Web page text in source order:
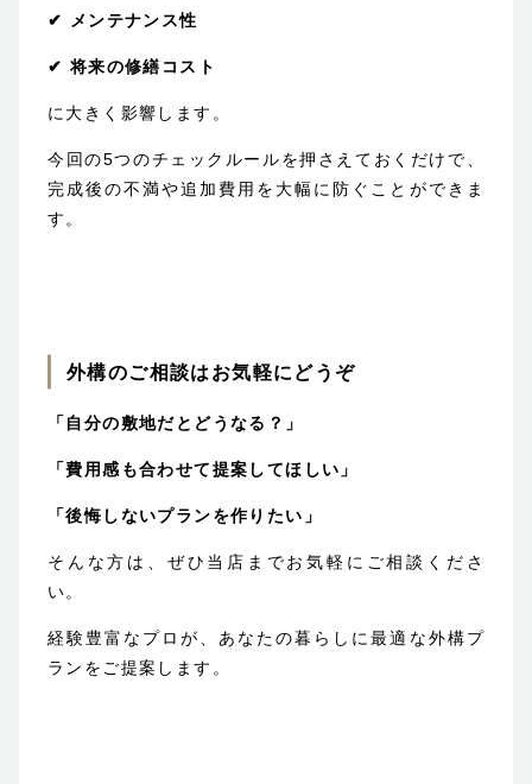
✔ メンテナンス性
✔ 将来の修繕コスト
に大きく影響します。
今回の5つのチェックルールを押さえておくだけで、
完成後の不満や追加費用を大幅に防ぐことができま
す。
外構のご相談はお気軽にどうぞ
「自分の敷地だとどうなる？」
「費用感も合わせて提案してほしい」
「後悔しないプランを作りたい」
そんな方は、ぜひ当店までお気軽にご相談くださ
い。
経験豊富なプロが、あなたの暮らしに最適な外構プ
ランをご提案します。